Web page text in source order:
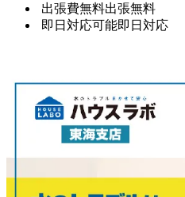
出張費無料出張無料
即日対応可能即日対応